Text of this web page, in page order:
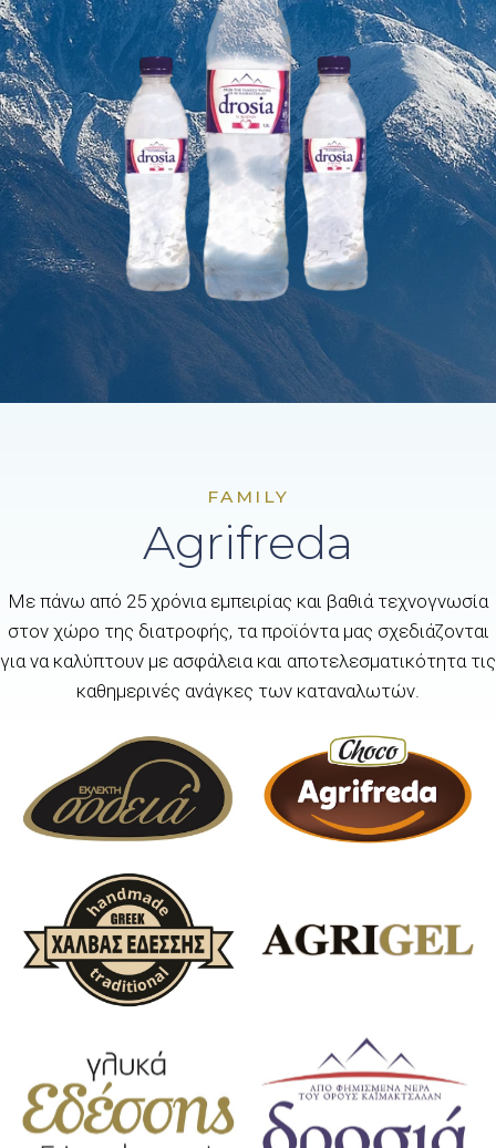
FAMILY
Agrifreda
Με πάνω από 25 χρόνια εμπειρίας και βαθιά τεχνογνωσία
στον χώρο της διατροφής, τα προϊόντα μας σχεδιάζονται
για να καλύπτουν με ασφάλεια και αποτελεσματικότητα τις
καθημερινές ανάγκες των καταναλωτών.